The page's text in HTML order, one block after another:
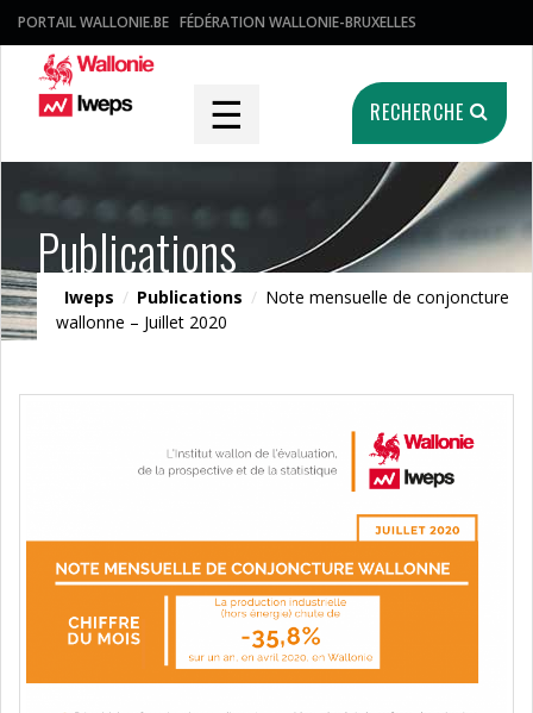
PORTAIL WALLONIE.BE FÉDÉRATION WALLONIE-BRUXELLES
☰ RECHERCHE
Publications
Iweps / Publications / Note mensuelle de conjoncture
wallonne – Juillet 2020